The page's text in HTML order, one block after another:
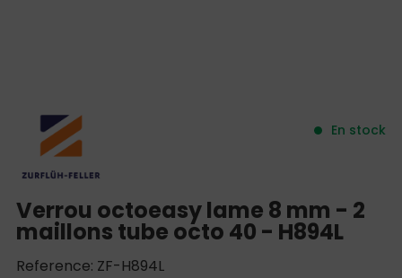
Verrou octoeasy lame 8 mm - 2
maillons tube octo 40 - H894L
Reference: ZF-H894L
En stock